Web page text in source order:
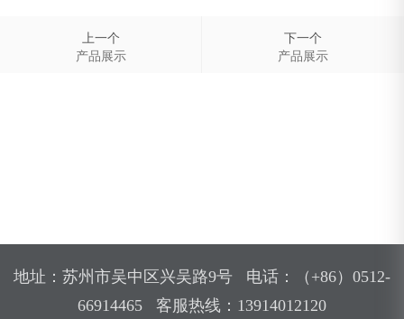
上一个
产品展示
下一个
产品展示
地址：苏州市吴中区兴吴路9号 电话：（+86）0512-
66914465 客服热线：13914012120